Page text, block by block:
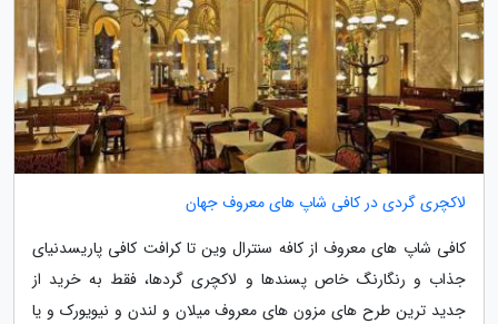
لاکچری گردی در کافی شاپ های معروف جهان
کافی شاپ های معروف از کافه سنترال وین تا کرافت کافی پاریسدنیای
جذاب و رنگارنگ خاص پسندها و لاکچری گردها، فقط به خرید از
جدید ترین طرح های مزون های معروف میلان و لندن و نیویورک و یا